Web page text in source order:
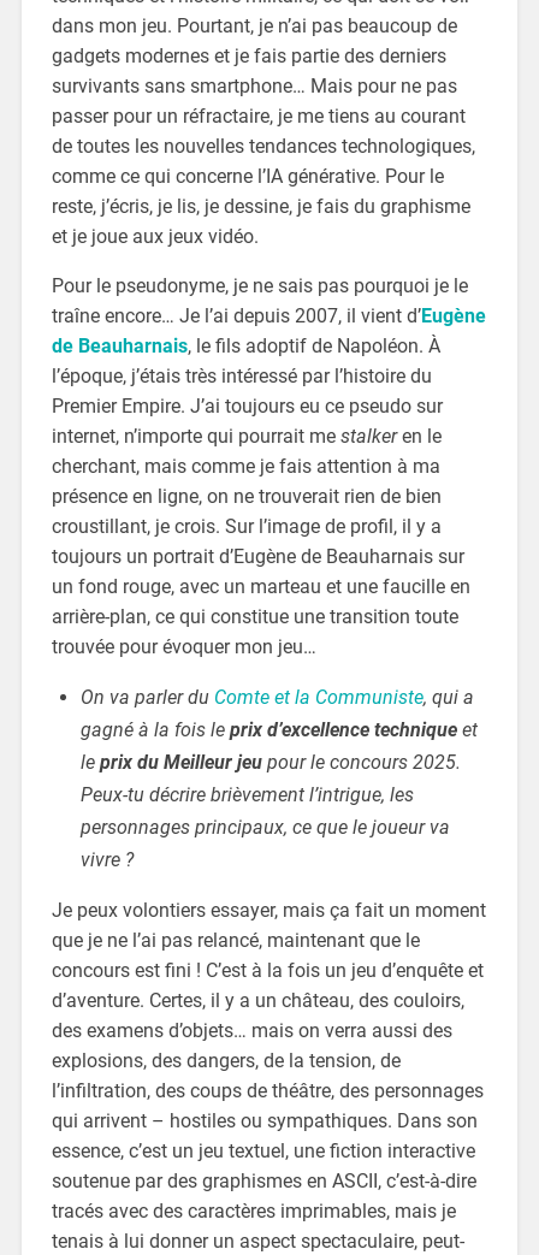
dans mon jeu. Pourtant, je n’ai pas beaucoup de
gadgets modernes et je fais partie des derniers
survivants sans smartphone… Mais pour ne pas
passer pour un réfractaire, je me tiens au courant
de toutes les nouvelles tendances technologiques,
comme ce qui concerne l’IA générative. Pour le
reste, j’écris, je lis, je dessine, je fais du graphisme
et je joue aux jeux vidéo.
Pour le pseudonyme, je ne sais pas pourquoi je le
traîne encore… Je l’ai depuis 2007, il vient d’Eugène
de Beauharnais, le fils adoptif de Napoléon. À
l’époque, j’étais très intéressé par l’histoire du
Premier Empire. J’ai toujours eu ce pseudo sur
internet, n’importe qui pourrait me stalkeren le
cherchant, mais comme je fais attention à ma
présence en ligne, on ne trouverait rien de bien
croustillant, je crois. Sur l’image de profil, il y a
toujours un portrait d’Eugène de Beauharnais sur
un fond rouge, avec un marteau et une faucille en
arrière-plan, ce qui constitue une transition toute
trouvée pour évoquer mon jeu…
On va parler duComte et la Communiste, qui a
gagné à la fois le prix d’excellence techniqueet
le prix du Meilleur jeupour le concours 2025.
Peux-tu décrire brièvement l’intrigue, les
personnages principaux, ce que le joueur va
vivre ?
Je peux volontiers essayer, mais ça fait un moment
que je ne l’ai pas relancé, maintenant que le
concours est fini ! C’est à la fois un jeu d’enquête et
d’aventure. Certes, il y a un château, des couloirs,
des examens d’objets… mais on verra aussi des
explosions, des dangers, de la tension, de
l’infiltration, des coups de théâtre, des personnages
qui arrivent – hostiles ou sympathiques. Dans son
essence, c’est un jeu textuel, une fiction interactive
soutenue par des graphismes en ASCII, c’est-à-dire
tracés avec des caractères imprimables, mais je
tenais à lui donner un aspect spectaculaire, peut-